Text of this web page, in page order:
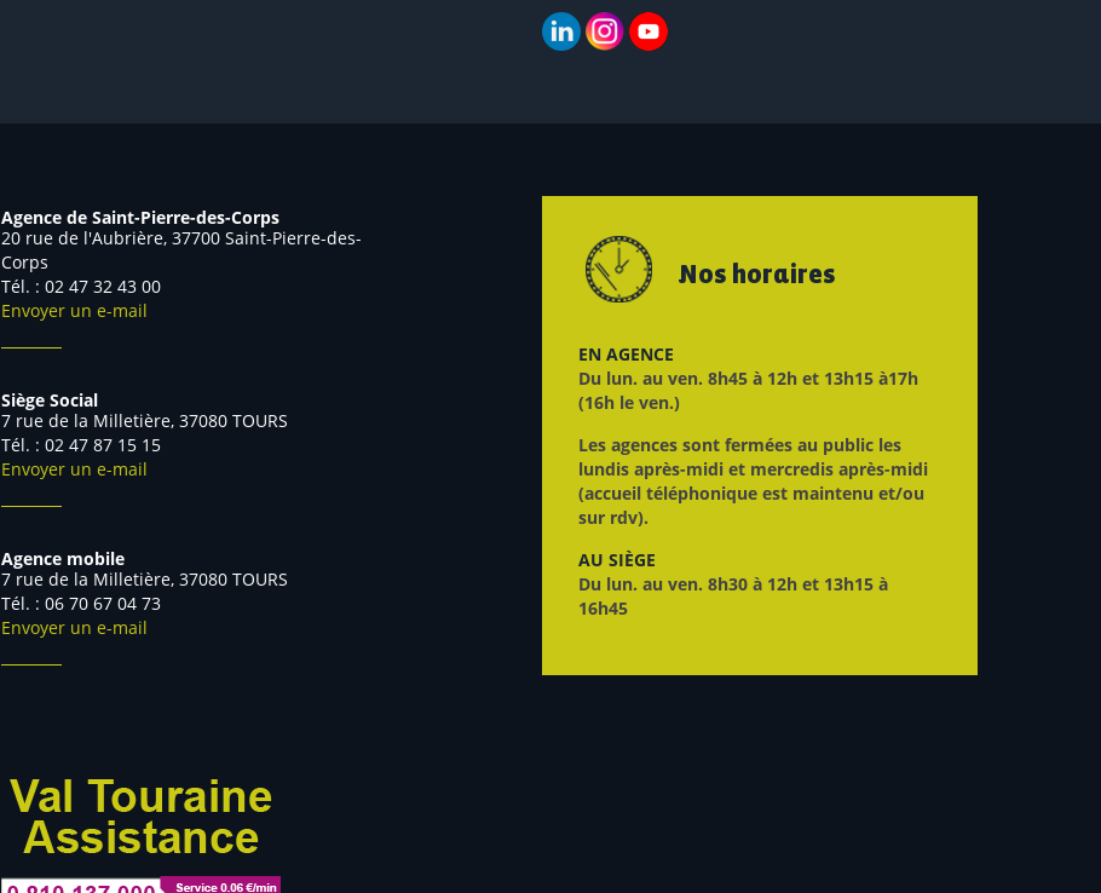
Agence de Saint-Pierre-des-Corps
20 rue de l'Aubrière, 37700 Saint-Pierre-des-
Corps
Tél. : 02 47 32 43 00
Envoyer un e-mail
Siège Social
7 rue de la Milletière, 37080 TOURS
Tél. : 02 47 87 15 15
Envoyer un e-mail
Agence mobile
7 rue de la Milletière, 37080 TOURS
Tél. : 06 70 67 04 73
Envoyer un e-mail
Nos horaires
EN AGENCE
Du lun. au ven. 8h45 à 12h et 13h15 à17h
(16h le ven.)
Les agences sont fermées au public les
lundis après-midi et mercredis après-midi
(accueil téléphonique est maintenu et/ou
sur rdv).
AU SIÈGE
Du lun. au ven. 8h30 à 12h et 13h15 à
16h45